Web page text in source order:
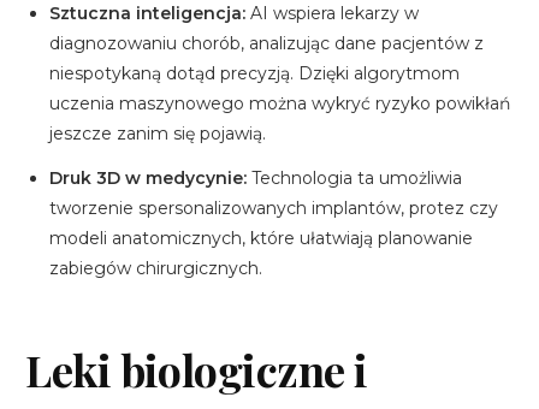
Sztuczna inteligencja: AI wspiera lekarzy w
diagnozowaniu chorób, analizując dane pacjentów z
niespotykaną dotąd precyzją. Dzięki algorytmom
uczenia maszynowego można wykryć ryzyko powikłań
jeszcze zanim się pojawią.
Druk 3D w medycynie: Technologia ta umożliwia
tworzenie spersonalizowanych implantów, protez czy
modeli anatomicznych, które ułatwiają planowanie
zabiegów chirurgicznych.
Leki biologiczne i